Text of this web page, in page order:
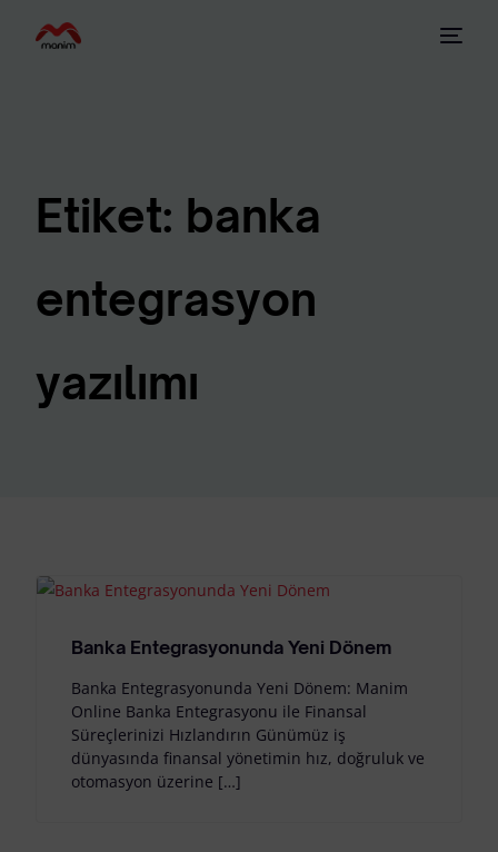
Etiket: banka
entegrasyon
yazılımı
Banka Entegrasyonunda Yeni Dönem
Banka Entegrasyonunda Yeni Dönem: Manim
Online Banka Entegrasyonu ile Finansal
Süreçlerinizi Hızlandırın Günümüz iş
dünyasında finansal yönetimin hız, doğruluk ve
otomasyon üzerine […]